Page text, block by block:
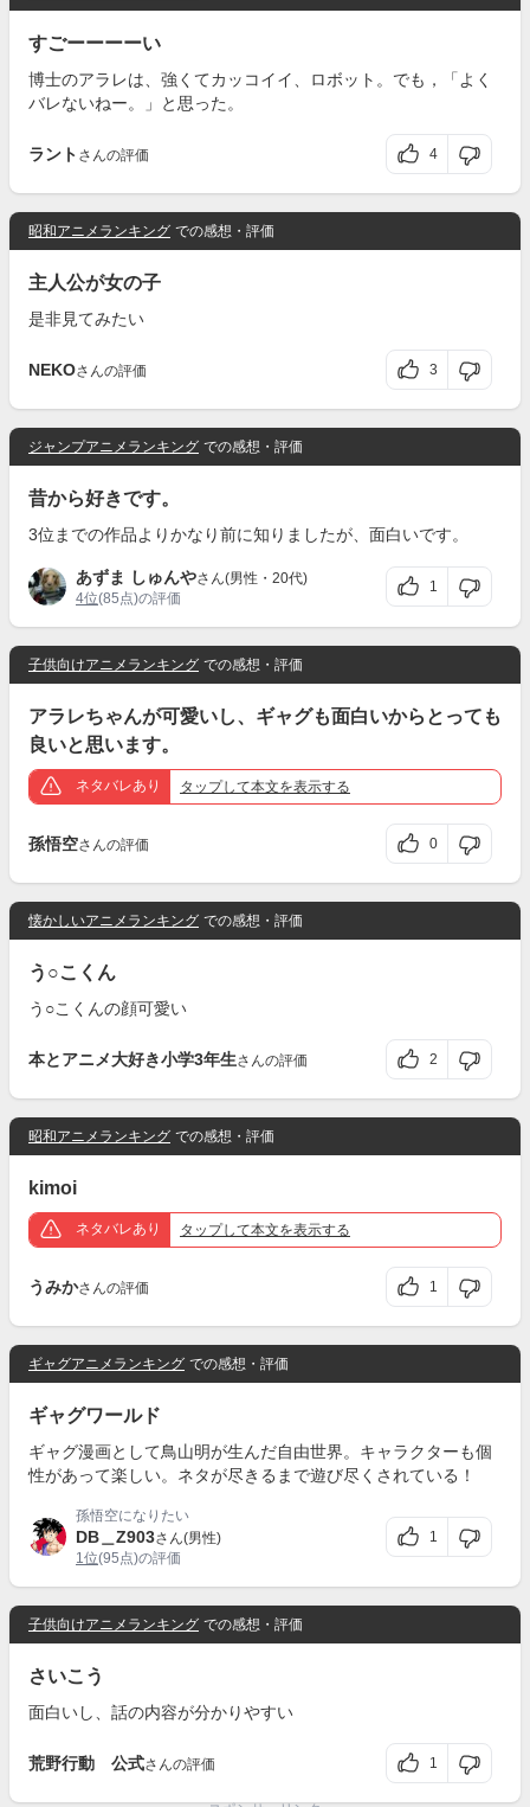
すごーーーーい
博士のアラレは、強くてカッコイイ、ロボット。でも，「よく
バレないねー。」と思った。
ラント さんの評価 4
昭和アニメランキング での感想・評価
主人公が女の子
是非見てみたい
NEKOさんの評価 3
ジャンプアニメランキング での感想・評価
昔から好きです。
3位までの作品よりかなり前に知りましたが、面白いです。
あずま しゅんやさん(男性・20代)
4位(85点)の評価
1
子供向けアニメランキング での感想・評価
アラレちゃんが可愛いし、ギャグも面白いからとっても
良いと思います。
ネタバレあり タップして本文を表示する
孫悟空さんの評価 0
懐かしいアニメランキング での感想・評価
う○こくん
う○こくんの顔可愛い
本とアニメ大好き小学3年生さんの評価 2
昭和アニメランキング での感想・評価
kimoi
ネタバレあり タップして本文を表示する
うみかさんの評価 1
ギャグアニメランキング での感想・評価
ギャグワールド
ギャグ漫画として鳥山明が生んだ自由世界。キャラクターも個
性があって楽しい。ネタが尽きるまで遊び尽くされている！
孫悟空になりたい
DB＿Z903さん(男性)
1位(95点)の評価
1
子供向けアニメランキング での感想・評価
さいこう
面白いし、話の内容が分かりやすい
荒野行動 公式さんの評価 1